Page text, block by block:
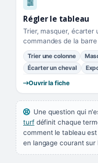
Régler le tableau
Trier, masquer, écarter
commandes de la
Trier une colonne
Écarter un cheval
Ouvrir la fiche
Une question qui
turfdéfinit chaque
comment le tableau
en langage courant